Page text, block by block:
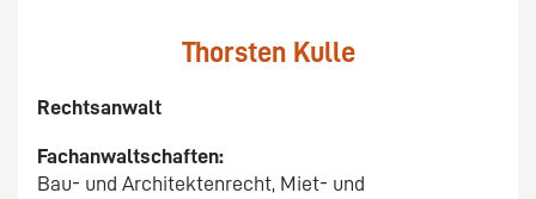
Thorsten Kulle
Rechtsanwalt
Fachanwaltschaften:
Bau- und Architektenrecht, Miet- und